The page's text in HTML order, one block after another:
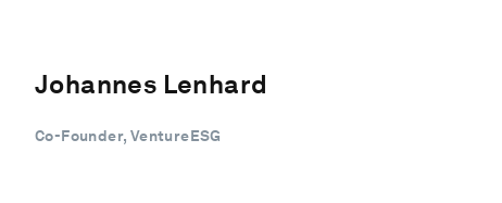
Johannes Lenhard
Co-Founder, VentureESG